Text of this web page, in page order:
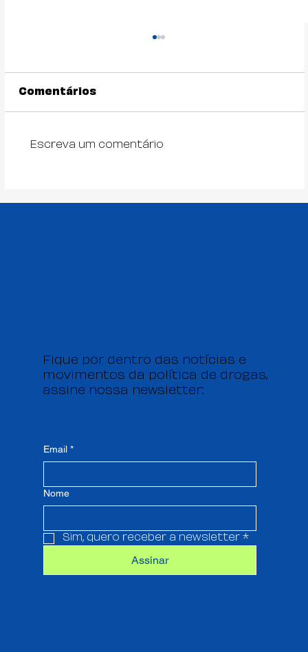
Comentários
Escreva um comentário
Fique por dentro das notícias e
movimentos da política de drogas,
assine nossa newsletter:
Email *
Nome
Sim, quero receber a newsletter *
Assinar